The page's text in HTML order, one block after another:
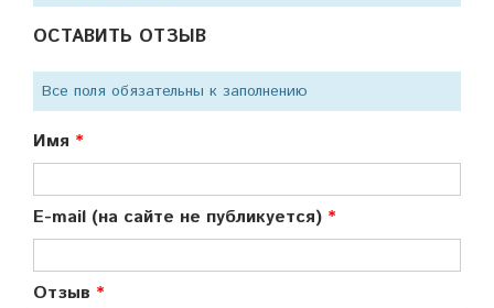
ОСТАВИТЬ ОТЗЫВ
Все поля обязательны к заполнению
Имя
E-mail (на сайте не публикуется)
Отзыв